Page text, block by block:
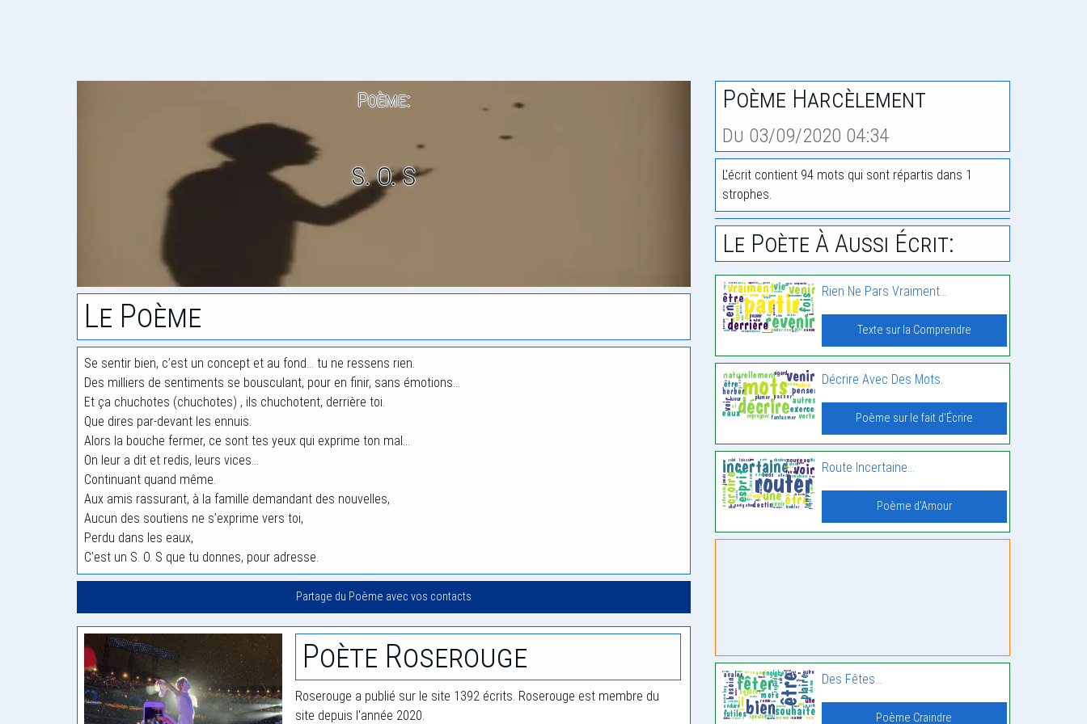
Poème:
S. O. S
Le Poème
Se sentir bien, c’est un concept et au fond… tu ne ressens rien.
Des milliers de sentiments se bousculant, pour en finir, sans émotions…
Et ça chuchotes (chuchotes) , ils chuchotent, derrière toi.
Que dires par-devant les ennuis.
Alors la bouche fermer, ce sont tes yeux qui exprime ton mal…
On leur a dit et redis, leurs vices…
Continuant quand même.
Aux amis rassurant, à la famille demandant des nouvelles,
Aucun des soutiens ne s’exprime vers toi,
Perdu dans les eaux,
C’est un S. O. S que tu donnes, pour adresse.
Partage du Poème avec vos contacts
Poète Roserouge
Roserouge a publié sur le site 1392 écrits. Roserouge est membre du
site depuis l'année 2020.
Poème Harcèlement
Du 03/09/2020 04:34
L'écrit contient 94 mots qui sont répartis dans 1
strophes.
Le Poète À Aussi Écrit:
Rien Ne Pars Vraiment…
Texte sur la Comprendre
Décrire Avec Des Mots.
Poème sur le fait d'Écrire
Route Incertaine…
Poème d'Amour
Des Fêtes…
Poème Craindre